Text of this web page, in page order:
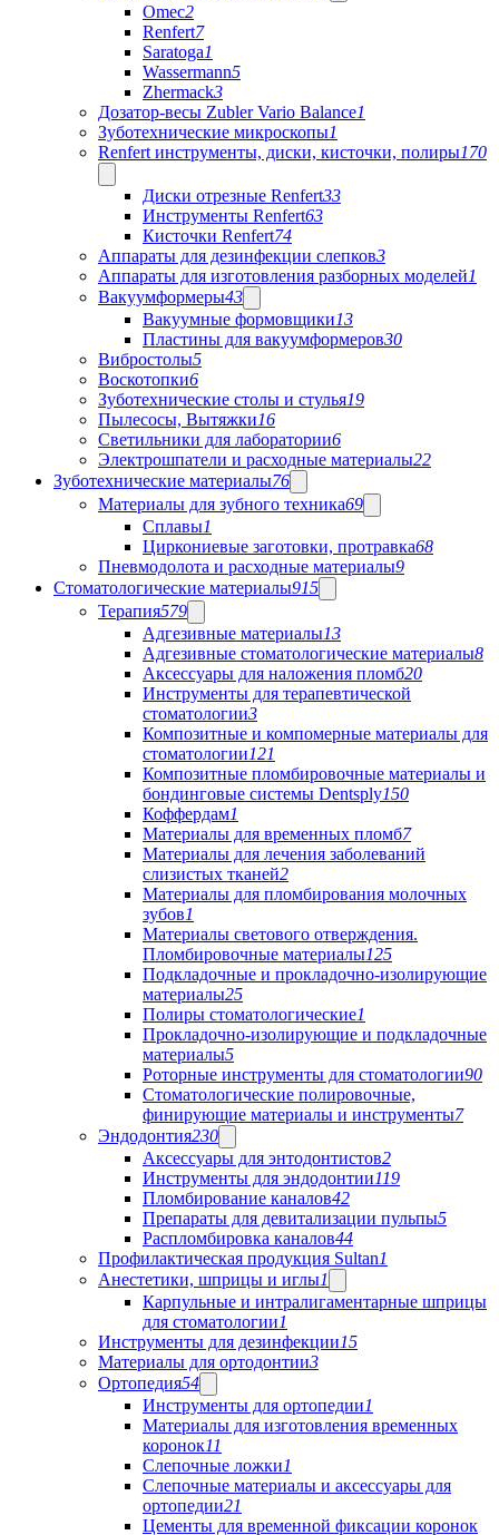
Omec2
Renfert7
Saratoga1
Wassermann5
Zhermack3
Дозатор-весы Zubler Vario Balance1
Зуботехнические микроскопы1
Renfert инструменты, диски, кисточки, полиры170
Диски отрезные Renfert33
Инструменты Renfert63
Кисточки Renfert74
Аппараты для дезинфекции слепков3
Аппараты для изготовления разборных моделей1
Вакуумформеры43
Вакуумные формовщики13
Пластины для вакуумформеров30
Вибростолы5
Воскотопки6
Зуботехнические столы и стулья19
Пылесосы, Вытяжки16
Светильники для лаборатории6
Электрошпатели и расходные материалы22
Зуботехнические материалы76
Материалы для зубного техника69
Сплавы1
Циркониевые заготовки, протравка68
Пневмодолота и расходные материалы9
Стоматологические материалы915
Терапия579
Адгезивные материалы13
Адгезивные стоматологические материалы8
Аксессуары для наложения пломб20
Инструменты для терапевтической
стоматологии3
Композитные и компомерные материалы для
стоматологии121
Композитные пломбировочные материалы и
бондинговые системы Dentsply150
Коффердам1
Материалы для временных пломб7
Материалы для лечения заболеваний
слизистых тканей2
Материалы для пломбирования молочных
зубов1
Материалы светового отверждения.
Пломбировочные материалы125
Подкладочные и прокладочно-изолирующие
материалы25
Полиры стоматологические1
Прокладочно-изолирующие и подкладочные
материалы5
Роторные инструменты для стоматологии90
Стоматологические полировочные,
финирующие материалы и инструменты7
Эндодонтия230
Аксессуары для энтодонтистов2
Инструменты для эндодонтии119
Пломбирование каналов42
Препараты для девитализации пульпы5
Распломбировка каналов44
Профилактическая продукция Sultan1
Анестетики, шприцы и иглы1
Карпульные и интралигаментарные шприцы
для стоматологии1
Инструменты для дезинфекции15
Материалы для ортодонтии3
Ортопедия54
Инструменты для ортопедии1
Материалы для изготовления временных
коронок11
Слепочные ложки1
Слепочные материалы и аксессуары для
ортопедии21
Цементы для временной фиксации коронок